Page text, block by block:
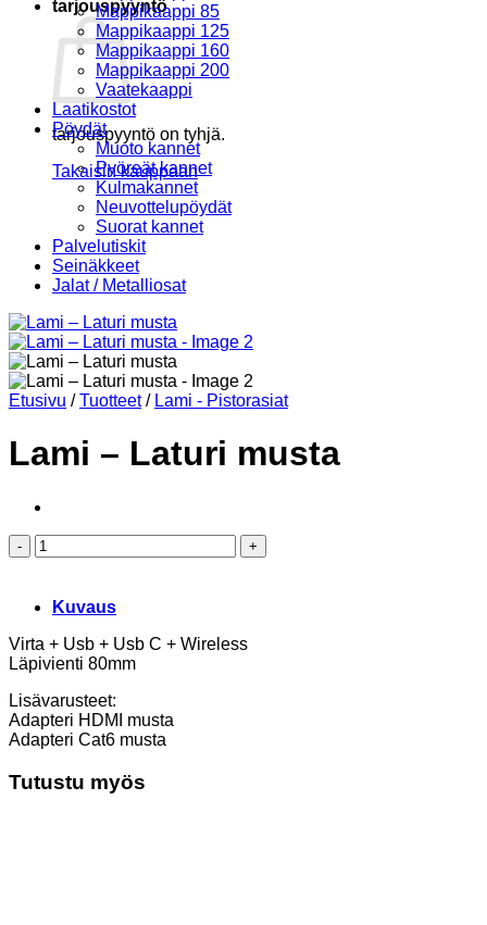
tarjouspyyntö
tarjouspyyntö on tyhjä.
Takaisin kauppaan
Mappikaappi 85
Mappikaappi 125
Mappikaappi 160
Mappikaappi 200
Vaatekaappi
Laatikostot
Pöydät
Muoto kannet
Pyöreät kannet
Kulmakannet
Neuvottelupöydät
Suorat kannet
Palvelutiskit
Seinäkkeet
Jalat / Metalliosat
Etusivu / Tuotteet / Lami - Pistorasiat
Lami – Laturi musta
Lami
–
musta
määrä
Kuvaus
Virta + Usb + Usb C + Wireless
Läpivienti 80mm
Lisävarusteet:
Adapteri HDMI musta
Adapteri Cat6 musta
Tutustu myös